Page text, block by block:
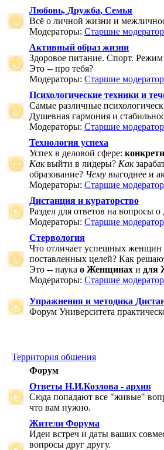
Любовь, Дружба, Семья
Всё о личной жизни и
Модераторы: Старшие
Активный образ жизни
Здоровое питание. Спорт.
Это -- про тебя?
Модераторы: Старшие
Психологические техники и
Самые различные
Душевная гармония и
Модераторы: Старшие
Технология успеха
Успех в деловой сфере:
Каквыйти в лидеры? Как
образование? Чему выгоднее и
Модераторы: Старшие
Дистанция и кураторство
Раздел для ответов на вопросы
Модераторы: Старшие
Стервология
Что отличает успешных женщин
поставленных целей? Как
Это -- наука о Женщинах и для
Модераторы: Старшие
Упражнения и методика
Форум Университета
Территория общения
Форум
Ответы Н.И.Козлова - архив
Сюда попадают все "живые"
что вам нужно.
Жители Форума
Идеи встреч и даты ваших
вопросы друг другу.